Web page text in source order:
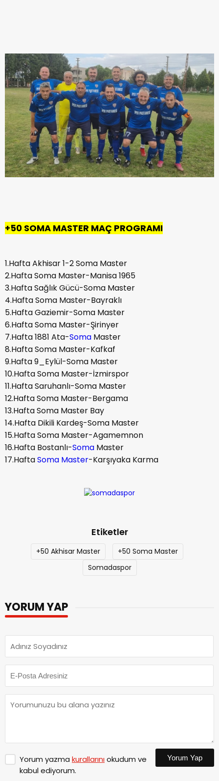
+50 SOMA MASTER MAÇ PROGRAMI
1.Hafta Akhisar 1-2 Soma Master
2.Hafta Soma Master-Manisa 1965
3.Hafta Sağlık Gücü-Soma Master
4.Hafta Soma Master-Bayraklı
5.Hafta Gaziemir-Soma Master
6.Hafta Soma Master-Şirinyer
7.Hafta 1881 Ata-Soma Master
8.Hafta Soma Master-Kafkaf
9.Hafta 9_Eylül-Soma Master
10.Hafta Soma Master-İzmirspor
11.Hafta Saruhanlı-Soma Master
12.Hafta Soma Master-Bergama
13.Hafta Soma Master Bay
14.Hafta Dikili Kardeş-Soma Master
15.Hafta Soma Master-Agamemnon
16.Hafta Bostanlı-Soma Master
17.HaftaSoma Master-Karşıyaka Karma
Etiketler
+50 Akhisar Master
+50 Soma Master
Somadaspor
YORUM YAP
Yorum yazma kurallarınıokudum ve
kabul ediyorum.
Yorum Yap